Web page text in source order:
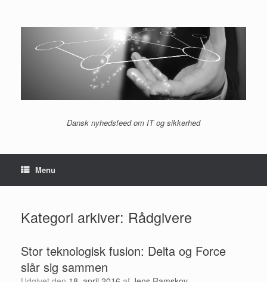
indhold
Dansk nyhedsfeed om IT og sikkerhed
Menu
Kategori arkiver: Rådgivere
Stor teknologisk fusion: Delta og Force
slår sig sammen